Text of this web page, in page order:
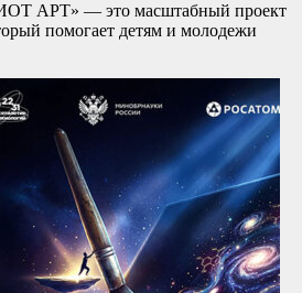
АРТ» — это масштабный проект
помогает детям и молодежи